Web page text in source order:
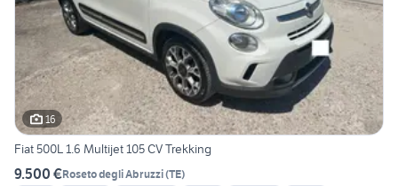
16
Fiat 500L 1.6 Multijet 105 CV Trekking
9.500 €Roseto degli Abruzzi(TE)